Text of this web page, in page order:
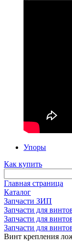
Упоры
Как купить
Главная страница
Каталог
Запчасти ЗИП
Запчасти для
Запчасти для
Запчасти для
Винт крепления